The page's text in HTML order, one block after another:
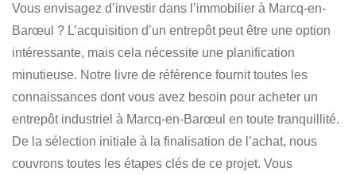
Vous envisagez d’investir dans l’immobilier à Marcq-en-
Barœul ? L’acquisition d’un entrepôt peut être une option
intéressante, mais cela nécessite une planification
minutieuse. Notre livre de référence fournit toutes les
connaissances dont vous avez besoin pour acheter un
entrepôt industriel à Marcq-en-Barœul en toute tranquillité.
De la sélection initiale à la finalisation de l’achat, nous
couvrons toutes les étapes clés de ce projet. Vous